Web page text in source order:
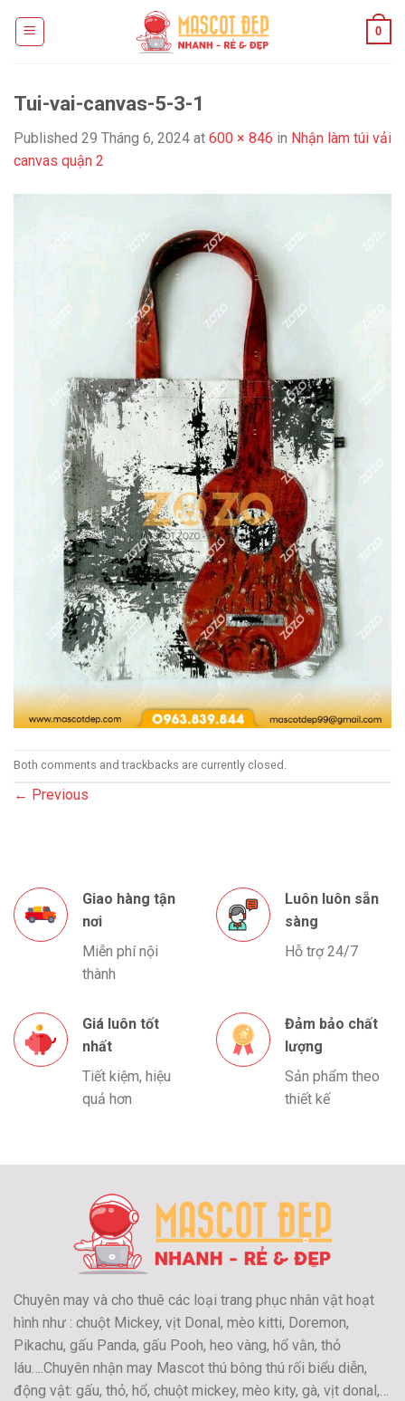
0
Tui-vai-canvas-5-3-1
Published 29 Tháng 6, 2024 at 600 × 846 in Nhận làm túi vải
canvas quận 2
Both comments and trackbacks are currently closed.
← Previous
Giao hàng tận
nơi
Miễn phí nội
thành
Luôn luôn sẵn
sàng
Hỗ trợ 24/7
Giá luôn tốt
nhất
Tiết kiệm, hiệu
quả hơn
Đảm bảo chất
lượng
Sản phẩm theo
thiết kế
Chuyên may và cho thuê các loại trang phục nhân vật hoạt
hình như : chuột Mickey, vịt Donal, mèo kitti, Doremon,
Pikachu, gấu Panda, gấu Pooh, heo vàng, hổ vằn, thỏ
láu….Chuyên nhận may Mascot thú bông thú rối biểu diễn,
động vật: gấu, thỏ, hổ, chuột mickey, mèo kity, gà, vịt donal,…